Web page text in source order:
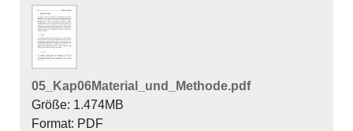
05_Kap06Material_und_Methode.pdf
Größe: 1.474MB
Format: PDF